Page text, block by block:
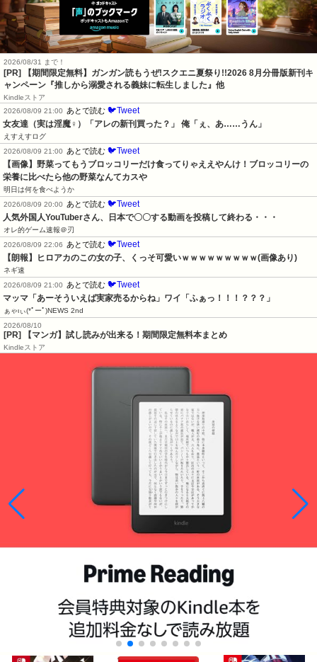
2026/08/31 まで！
[PR] 【期間限定無料】ガンガン読もうぜ!スクエニ夏祭り!!2026 8月分冊版新刊キ
ャンペーン『推しから溺愛される義妹に転生しました』他
Kindleストア
2026/08/09 21:00
あとで読む 🐦Tweet
女友達（実は淫魔♀）「アレの新刊買った？」 俺「ぇ、あ……うん」
えすえすログ
2026/08/09 21:00
あとで読む 🐦Tweet
【画像】野菜ってもうブロッコリーだけ食ってりゃええやんけ！ブロッコリーの
栄養に比べたら他の野菜なんてカスや
明日は何を食べようか
2026/08/09 20:00
あとで読む 🐦Tweet
人気外国人YouTuberさん、日本で〇〇する動画を投稿して終わる・・・
オレ的ゲーム速報＠刃
2026/08/09 22:06
あとで読む 🐦Tweet
【朗報】ヒロアカのこの女の子、くっそ可愛いｗｗｗｗｗｗｗｗｗ(画像あり)
ネギ速
2026/08/09 21:00
あとで読む 🐦Tweet
マッマ「あーそういえば実家売るからね」ワイ「ふぁっ！！！？？？」
ぁゃιぃ(*ﾟーﾟ)NEWS 2nd
2026/08/10
[PR] 【マンガ】試し読みが出来る！期間限定無料本まとめ
Kindleストア